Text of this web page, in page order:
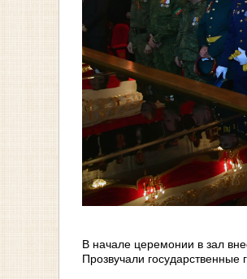
В начале церемонии в зал
Прозвучали государственные